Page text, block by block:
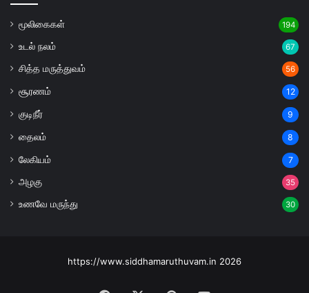
மூலிகைகள் 194
உடல் நலம் 67
சித்த மருத்துவம் 56
சூரணம் 12
குடிநீர் 9
தைலம் 8
லேகியம் 7
அழகு 35
உணவே மருந்து 30
https://www.siddhamaruthuvam.in 2026